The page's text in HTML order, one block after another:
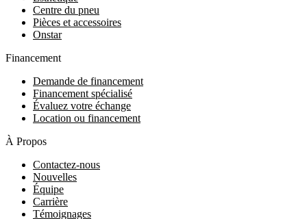
Centre du pneu
Pièces et accessoires
Onstar
Financement
Demande de financement
Financement spécialisé
Évaluez votre échange
Location ou financement
À Propos
Contactez-nous
Nouvelles
Équipe
Carrière
Témoignages